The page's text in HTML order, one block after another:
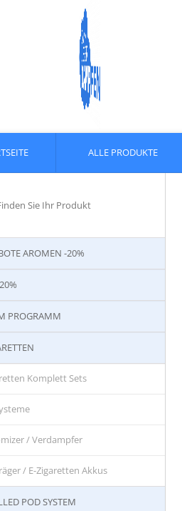
ALLE PRODUKTE
AROMEN -20%
PROGRAMM
Komplett Sets
/ Verdampfer
/ E-Zigaretten Akkus
POD SYSTEM